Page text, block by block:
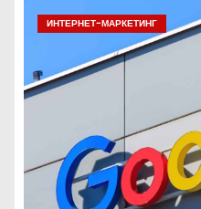
ИНТЕРНЕТ-МАРКЕТИНГ